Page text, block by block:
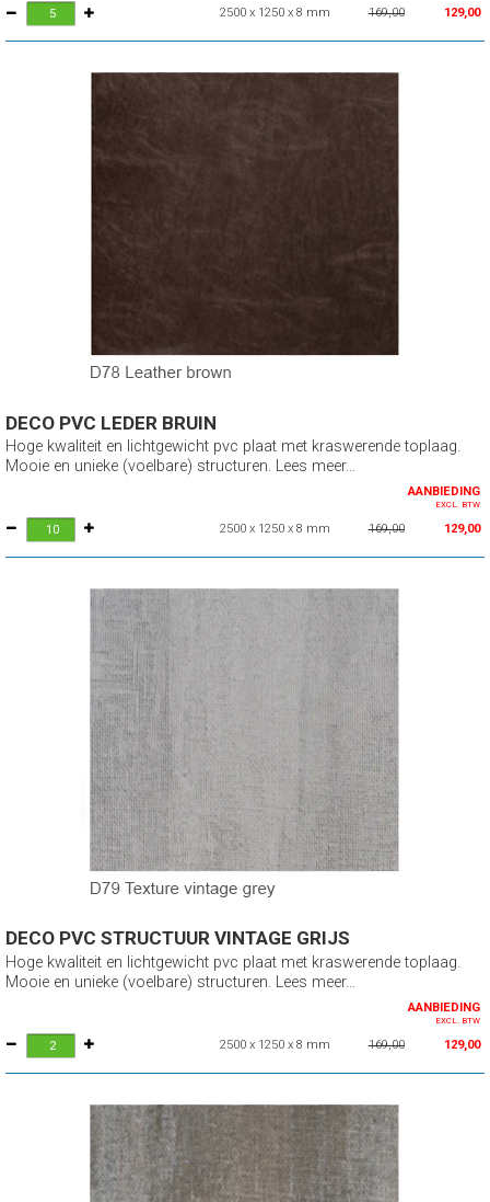
2500 x 1250 x 8 mm 169,00 129,00
DECO PVC LEDER BRUIN
Hoge kwaliteit en lichtgewicht pvc plaat met kraswerende toplaag.
Mooie en unieke (voelbare) structuren. Lees meer...
AANBIEDING
EXCL. BTW
2500 x 1250 x 8 mm 169,00 129,00
DECO PVC STRUCTUUR VINTAGE GRIJS
Hoge kwaliteit en lichtgewicht pvc plaat met kraswerende toplaag.
Mooie en unieke (voelbare) structuren. Lees meer...
AANBIEDING
EXCL. BTW
2500 x 1250 x 8 mm 169,00 129,00